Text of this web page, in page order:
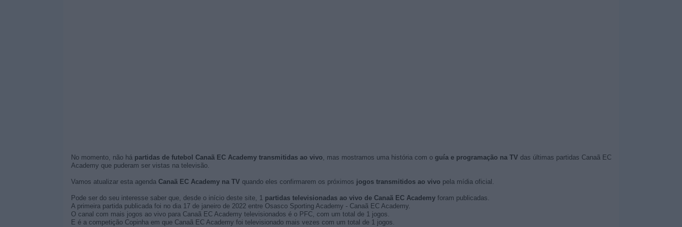
No momento, não há partidas de futebol Canaã EC Academy transmitidas ao vivo, mas mostramos uma história com o guía e programação na TV das últimas partidas Canaã EC
Academy que puderam ser vistas na televisão.
Vamos atualizar esta agenda Canaã EC Academy na TV quando eles confirmarem os próximos jogos transmitidos ao vivo pela mídia oficial.
Pode ser do seu interesse saber que, desde o início deste site, 1 partidas televisionadas ao vivo de Canaã EC Academyforam publicadas.
A primeira partida publicada foi no dia 17 de janeiro de 2022 entre Osasco Sporting Academy - Canaã EC Academy.
O canal com mais jogos ao vivo para Canaã EC Academy televisionados é o PFC, com um total de 1 jogos.
E é a competição Copinha em que Canaã EC Academy foi televisionado mais vezes com um total de 1 jogos.